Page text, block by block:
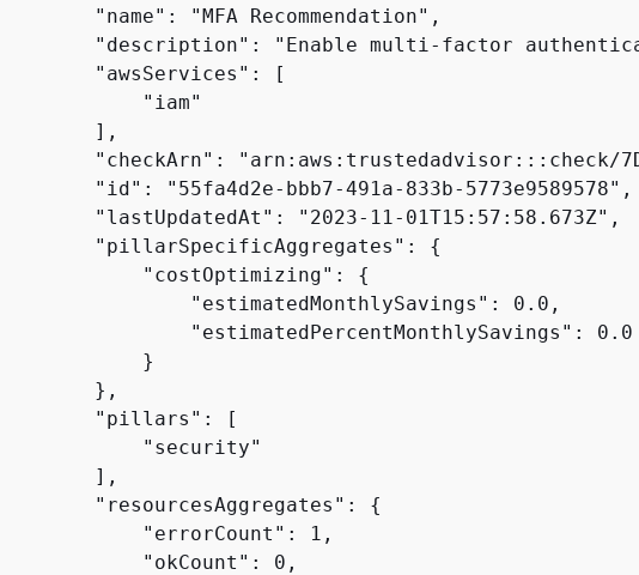
"name": "MFA Recommendation",
"description": "Enable multi-factor
"awsServices": [
"iam"
],
"checkArn": "arn:aws:trustedadvisor:::check/
"id": "55fa4d2e-bbb7-491a-833b-5773e9589578",
"lastUpdatedAt": "2023-11-01T15:57:58.673Z",
"pillarSpecificAggregates":
{
"costOptimizing":
{
"estimatedMonthlySavings": 0.0,
"estimatedPercentMonthlySavings": 0.0
}
},
"pillars": [
"security"
],
"resourcesAggregates":
{
"errorCount": 1,
"okCount": 0,